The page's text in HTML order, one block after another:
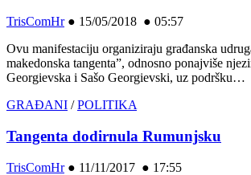
TrisComHr● 15/05/2018 ● 05:57
Ovu manifestaciju organiziraju građanska
makedonska tangenta”, odnosno ponajviše
Georgievska i Sašo Georgievski, uz podršku…
GRAĐANI /POLITIKA
Tangenta dodirnula Rumunjsku
TrisComHr● 11/11/2017 ● 17:55